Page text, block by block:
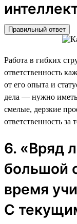
Правильный ответ
Работа в гибких
ответственность
от его опыта и
дела — нужно
смелые, дерзкие
ответственность за
6. «Вряд
большой
время
С